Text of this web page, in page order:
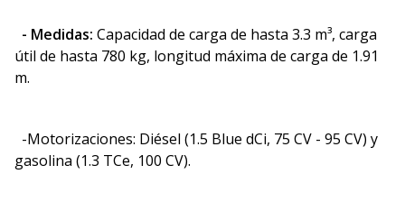
- Medidas: Capacidad de carga de hasta 3.3 m³, carga
útil de hasta 780 kg, longitud máxima de carga de 1.91
m.
-Motorizaciones: Diésel (1.5 Blue dCi, 75 CV - 95 CV) y
gasolina (1.3 TCe, 100 CV).